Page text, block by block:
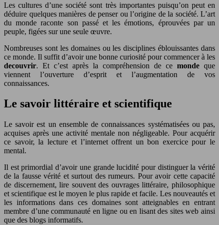
Les cultures d’une société sont très importantes puisqu’on peut en
déduire quelques manières de penser ou l’origine de la société. L’art
du monde raconte son passé et les émotions, éprouvées par un
peuple, figées sur une seule œuvre.
Nombreuses sont les domaines ou les disciplines éblouissantes dans
ce monde. Il suffit d’avoir une bonne curiosité pour commencer à les
decouvrir. Et c’est après la compréhension de ce monde que
viennent l’ouverture d’esprit et l’augmentation de vos
connaissances.
Le savoir littéraire et scientifique
Le savoir est un ensemble de connaissances systématisées ou pas,
acquises après une activité mentale non négligeable. Pour acquérir
ce savoir, la lecture et l’internet offrent un bon exercice pour le
mental.
Il est primordial d’avoir une grande lucidité pour distinguer la vérité
de la fausse vérité et surtout des rumeurs. Pour avoir cette capacité
de discernement, lire souvent des ouvrages littéraire, philosophique
et scientifique est le moyen le plus rapide et facile. Les nouveautés et
les informations dans ces domaines sont atteignables en entrant
membre d’une communauté en ligne ou en lisant des sites web ainsi
que des blogs informatifs.